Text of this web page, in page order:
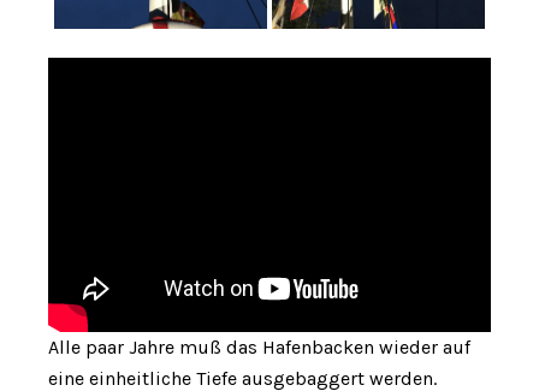
Alle paar Jahre muß das Hafenbacken wieder auf
eine einheitliche Tiefe ausgebaggert werden.